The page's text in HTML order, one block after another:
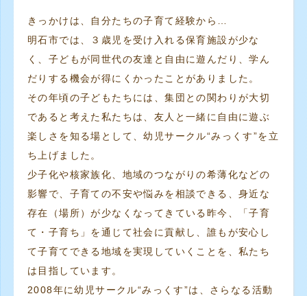
きっかけは、自分たちの子育て経験から…
明石市では、３歳児を受け入れる保育施設が少な
く、子どもが同世代の友達と自由に遊んだり、学ん
だりする機会が得にくかったことがありました。
その年頃の子どもたちには、集団との関わりが大切
であると考えた私たちは、友人と一緒に自由に遊ぶ
楽しさを知る場として、幼児サークル“みっくす”を立
ち上げました。
少子化や核家族化、地域のつながりの希薄化などの
影響で、子育ての不安や悩みを相談できる、身近な
存在（場所）が少なくなってきている昨今、「子育
て・子育ち」を通じて社会に貢献し、誰もが安心し
て子育てできる地域を実現していくことを、私たち
は目指しています。
2008年に幼児サークル“みっくす”は、さらなる活動